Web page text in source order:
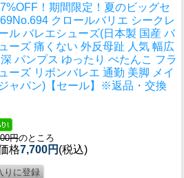
！期間限定！夏のビッグセ
No.694 クロールバリエ シークレ
ル バレエシューズ(日本製 国産 バ
ーズ 痛くない 外反母趾 人気 幅広
パンプス ゆったり ぺたんこ フラ
ーズ リボンバレエ 通勤 美脚 メイ
ャパン)【セール】※返品・交換
円のところ
格7,700円 (税込)